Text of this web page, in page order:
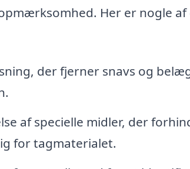
Her er nogle
der fjerner snavs og
af specielle midler, der
for tagmaterialet.